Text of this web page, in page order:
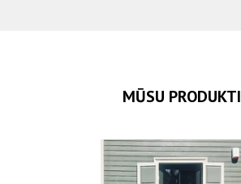
MŪSU PRODUKTI